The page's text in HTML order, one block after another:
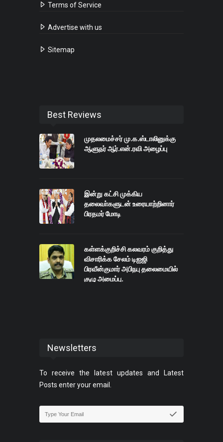
Terms of Service
Advertise with us
Sitemap
Best Reviews
முதலமைச்சர் மு.க.ஸ்டாலினுக்கு
ஆளுநர் ஆர்.என்.ரவி அழைப்பு
இன்று கட்சி முக்கிய
தலைவா்களுடன் உரையாற்றினார்
பிரதமர் மோடி
கள்ளக்குறிச்சி கலவரம் குறித்து
விசாரிக்க சேலம் டிஐஜி
பிரவீன்குமார் அபிநபு தலைமையில்
குழு அமைப்பு.
Newsletters
To receive the latest updates and Latest
Posts enter your email.